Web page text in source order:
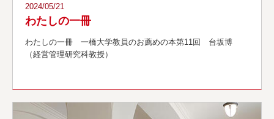
2024/05/21
わたしの一冊
わたしの一冊 一橋大学教員のお薦めの本第11回 台坂博
（経営管理研究科教授）